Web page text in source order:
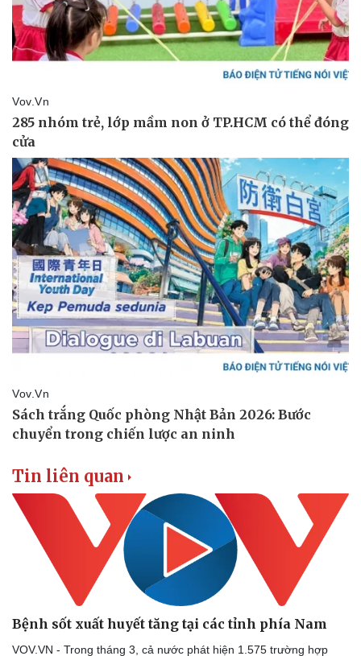
Lịch thi đấu bóng đá
Thế giới thể thao
Ô tô - Xe máy
Xe máy
Tư vấn
Tin liên quan
Bệnh sốt xuất huyết tăng tại các tỉnh phía Nam
VOV.VN - Trong tháng 3, cả nước phát hiện 1.575 trường hợp